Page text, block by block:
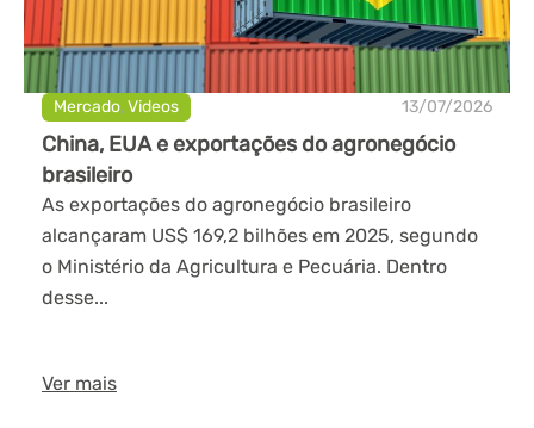
Mercado,Videos 13/07/2026
China, EUA e exportações do agronegócio
brasileiro
As exportações do agronegócio brasileiro
alcançaram US$ 169,2 bilhões em 2025, segundo
o Ministério da Agricultura e Pecuária. Dentro
desse...
Ver mais